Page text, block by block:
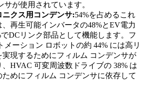
サが使用されています。
クス用コンデンサ:54%を占めるこれ
再生可能インバータの48%とEV電力
DCリンク部品として機能します。フ
メーション ロボットの約 44% には高リ
実現するためにフィルム コンデンサが
HVAC 可変周波数ドライブの 38% は
めにフィルム コンデンサに依存して